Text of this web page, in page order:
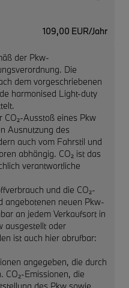
109,00 EUR/Jahr
der Pkw-
Die
dem vorgeschriebenen
harmonised Light-duty
Ausstoß eines Pkw
Ausnutzung des
auch vom Fahrstil und
abhängig. CO₂ ist das
verantwortliche
und die CO₂-
angebotenen neuen Pkw-
an jedem Verkaufsort in
ausgestellt oder
ist auch hier abrufbar:
angegeben, die durch
CO₂-Emissionen, die